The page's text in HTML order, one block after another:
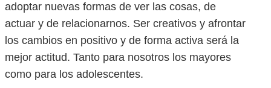
adoptar nuevas formas de ver las cosas, de
actuar y de relacionarnos. Ser creativos y afrontar
los cambios en positivo y de forma activa será la
mejor actitud. Tanto para nosotros los mayores
como para los adolescentes.